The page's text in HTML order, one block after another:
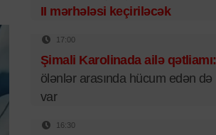
II mərhələsi keçiriləcək
17:00
Şimali Karolinada ailə qətliamı:
ölənlər arasında hücum edən də
var
16:30